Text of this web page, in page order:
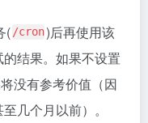
(/cron)后再使用该
结果。如果不设置
没有参考价值（因
几个月以前）。